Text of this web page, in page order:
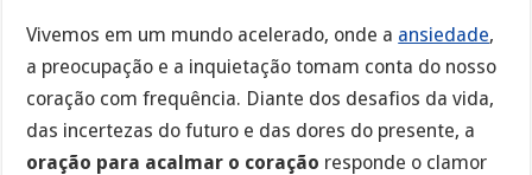
Vivemos em um mundo acelerado, onde a ansiedade,
a preocupação e a inquietação tomam conta do nosso
coração com frequência. Diante dos desafios da vida,
das incertezas do futuro e das dores do presente, a
oração para acalmar o coração responde o clamor